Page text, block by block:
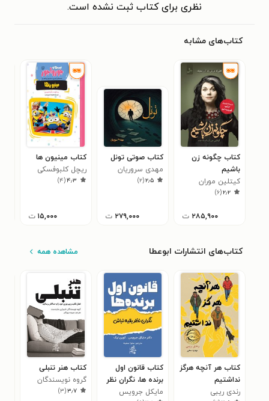
نظری برای کتاب ثبت نشده است.
کتاب‌های مشابه
کتاب چگونه زن
باشیم
کیتلین موران
۲٫۲(۶)
۲۸۵,۹۰۰ ت
کتاب صوتی تونل
مهدی سروریان
۲٫۵(۲)
۲۷۹,۰۰۰ ت
کتاب مینیون ها
ریچل‌ کلبوفسکی
۴٫۳(۴)
۱۵,۰۰۰ ت
کتاب‌های انتشارات ابوعطا مشاهده همه
کتاب هر آنچه هرگز
نداشتیم
رندی ریبی
کتاب قانون اول
برنده ها، نگران نظر
بقیه نباش
مایکل جرویس
کتاب هنر تنبلی
گروه نویسندگان
لایبراری مایندست
۳٫۷(۳)